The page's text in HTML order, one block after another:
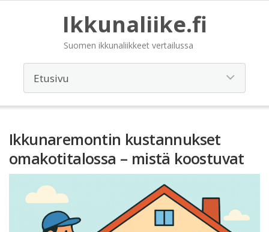
Ikkunaliike.fi
Suomen ikkunaliikkeet vertailussa
Ikkunaremontin kustannukset
omakotitalossa – mistä koostuvat